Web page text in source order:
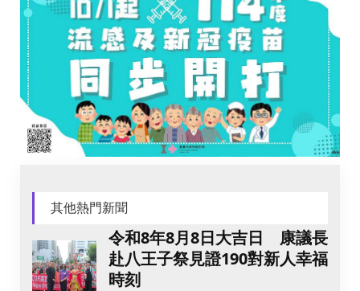
其他熱門新聞
令和8年8月8日大吉日 康議長
赴八王子祭見證190對新人幸福
時刻